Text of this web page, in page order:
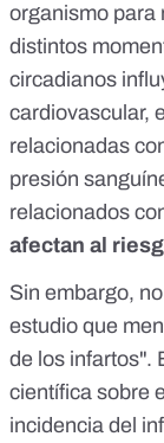
organismo para
distintos
circadianos
cardiovascular,
relacionadas
presión
relacionados
afectan al
Sin embargo,
estudio que
de los infartos".
científica sobre
incidencia del